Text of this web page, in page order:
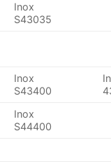
Inox
S43035
Inox
S43400
Inox
S44400